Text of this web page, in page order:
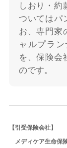
しおり・約
ついてはパ
お、専門家
ャルプラ
を、保険会
のです。
【引受保険会社】
メディケア生命保